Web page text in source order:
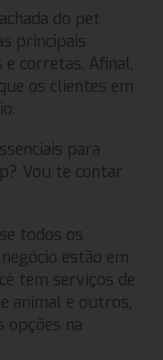
do pet
principais
corretas. Afinal,
os clientes em
para
Vou te contar
todos os
estão em
tem serviços de
animal e outros,
opções na